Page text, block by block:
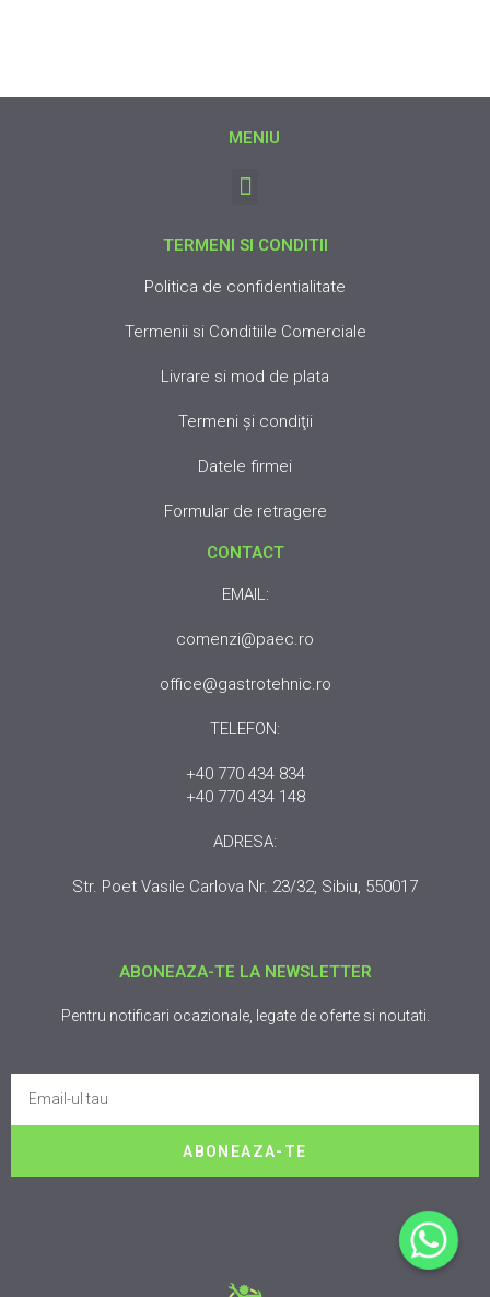
MENIU
TERMENI SI CONDITII
Politica de confidentialitate
Termenii si Conditiile Comerciale
Livrare si mod de plata
Termeni şi condiţii
Datele firmei
Formular de retragere
CONTACT
EMAIL:
comenzi@paec.ro
office@gastrotehnic.ro
TELEFON:
+40 770 434 834
+40 770 434 148
ADRESA:
Str. Poet Vasile Carlova Nr. 23/32, Sibiu, 550017
ABONEAZA-TE LA NEWSLETTER
Pentru notificari ocazionale, legate de oferte si noutati.
ABONEAZA-TE